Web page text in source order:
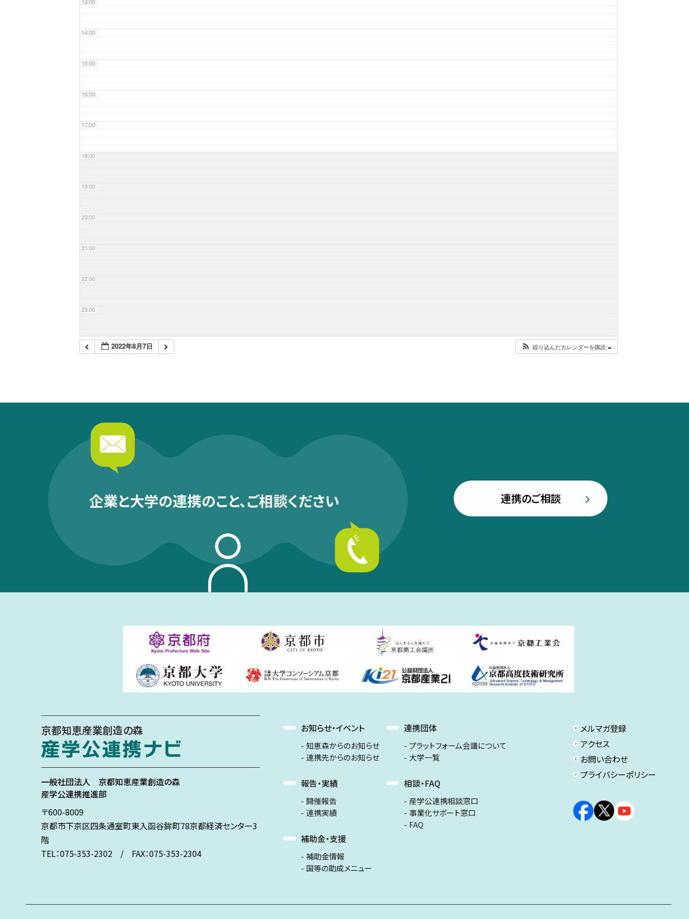
13:00
14:00
15:00
16:00
17:00
18:00
19:00
20:00
21:00
22:00
23:00
2022年8月7日 絞り込んだカレンダーを購読
企業と大学の連携のこと、ご相談ください 連携のご相談
京都知恵産業創造の森
一般社団法人 京都知恵産業創造の森
産学公連携推進部
〒600-8009
京都市下京区四条通室町東入函谷鉾町78京都経済センター3
階
TEL：075-353-2302 / FAX：075-353-2304
お知らせ・イベント
知恵森からのお知らせ
連携先からのお知らせ
報告・実績
開催報告
連携実績
補助金・支援
補助金情報
国等の助成メニュー
連携団体
プラットフォーム会議について
大学一覧
相談・FAQ
産学公連携相談窓口
事業化サポート窓口
FAQ
メルマガ登録
アクセス
お問い合わせ
プライバシーポリシー